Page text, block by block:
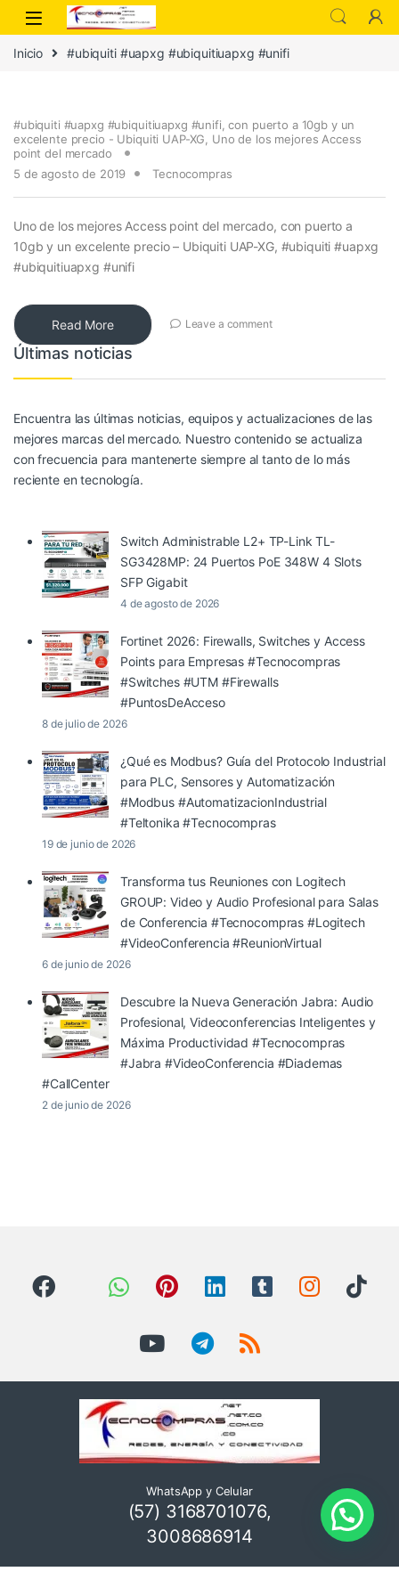
Inicio #ubiquiti #uapxg #ubiquitiuapxg #unifi
#ubiquiti #uapxg #ubiquitiuapxg #unifi ,con puerto a 10gb y un
excelente precio - Ubiquiti UAP-XG
Uno de los mejores Access
point del mercado
5 de agosto de 2019
Tecnocompras
Uno de los mejores Access point del mercado, con puerto a
10gb y un excelente precio – Ubiquiti UAP-XG, #ubiquiti #uapxg
#ubiquitiuapxg #unifi
Read More Leave a comment
Últimas noticias
Encuentra las últimas noticias, equipos y actualizaciones de las
mejores marcas del mercado. Nuestro contenido se actualiza
con frecuencia para mantenerte siempre al tanto de lo más
reciente en tecnología.
Switch Administrable L2+ TP-Link TL-
SG3428MP: 24 Puertos PoE 348W 4 Slots
SFP Gigabit
4 de agosto de 2026
Fortinet 2026: Firewalls, Switches y Access
Points para Empresas #Tecnocompras
#Switches #UTM #Firewalls
#PuntosDeAcceso
8 de julio de 2026
¿Qué es Modbus? Guía del Protocolo Industrial
para PLC, Sensores y Automatización
#Modbus #AutomatizacionIndustrial
#Teltonika #Tecnocompras
19 de junio de 2026
Transforma tus Reuniones con Logitech
GROUP: Video y Audio Profesional para Salas
de Conferencia #Tecnocompras #Logitech
#VideoConferencia #ReunionVirtual
6 de junio de 2026
Descubre la Nueva Generación Jabra: Audio
Profesional, Videoconferencias Inteligentes y
Máxima Productividad #Tecnocompras
#Jabra #VideoConferencia #Diademas
#CallCenter
2 de junio de 2026
WhatsApp y Celular
(57) 3168701076,
3008686914